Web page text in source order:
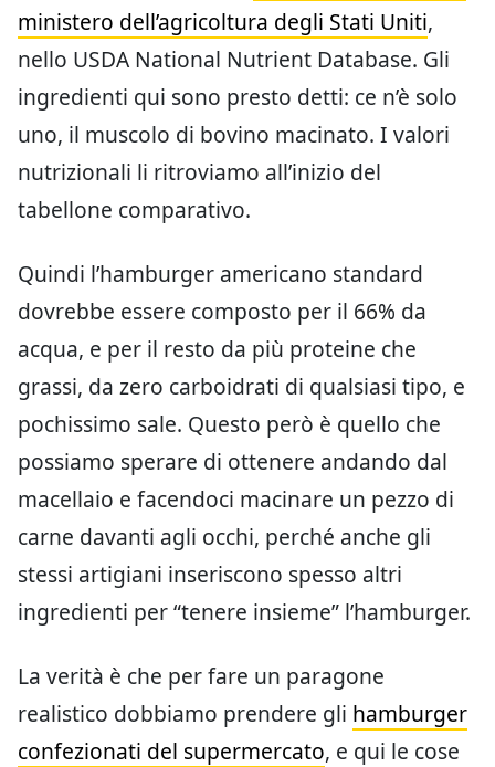
ministero dell’agricoltura degli Stati Uniti,
nello USDA National Nutrient Database. Gli
ingredienti qui sono presto detti: ce n’è solo
uno, il muscolo di bovino macinato. I valori
nutrizionali li ritroviamo all’inizio del
tabellone comparativo.
Quindi l’hamburger americano standard
dovrebbe essere composto per il 66% da
acqua, e per il resto da più proteine che
grassi, da zero carboidrati di qualsiasi tipo, e
pochissimo sale. Questo però è quello che
possiamo sperare di ottenere andando dal
macellaio e facendoci macinare un pezzo di
carne davanti agli occhi, perché anche gli
stessi artigiani inseriscono spesso altri
ingredienti per “tenere insieme” l’hamburger.
La verità è che per fare un paragone
realistico dobbiamo prendere gli hamburger
confezionati del supermercato, e qui le cose